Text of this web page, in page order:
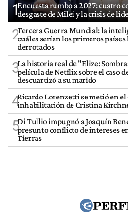
1Encuesta rumbo a 2027: cuatro
desgaste de Milei y la crisis de
2Tercera Guerra Mundial: la
cuáles serían los primeros
derrotados
3La historia real de "Elize:
película de Netflix sobre el caso
descuartizó a su marido
4Ricardo Lorenzetti se metió en el
inhabilitación de Cristina
5Di Tullio impugnó a Joaquín
presunto conflicto de intereses
Tierras